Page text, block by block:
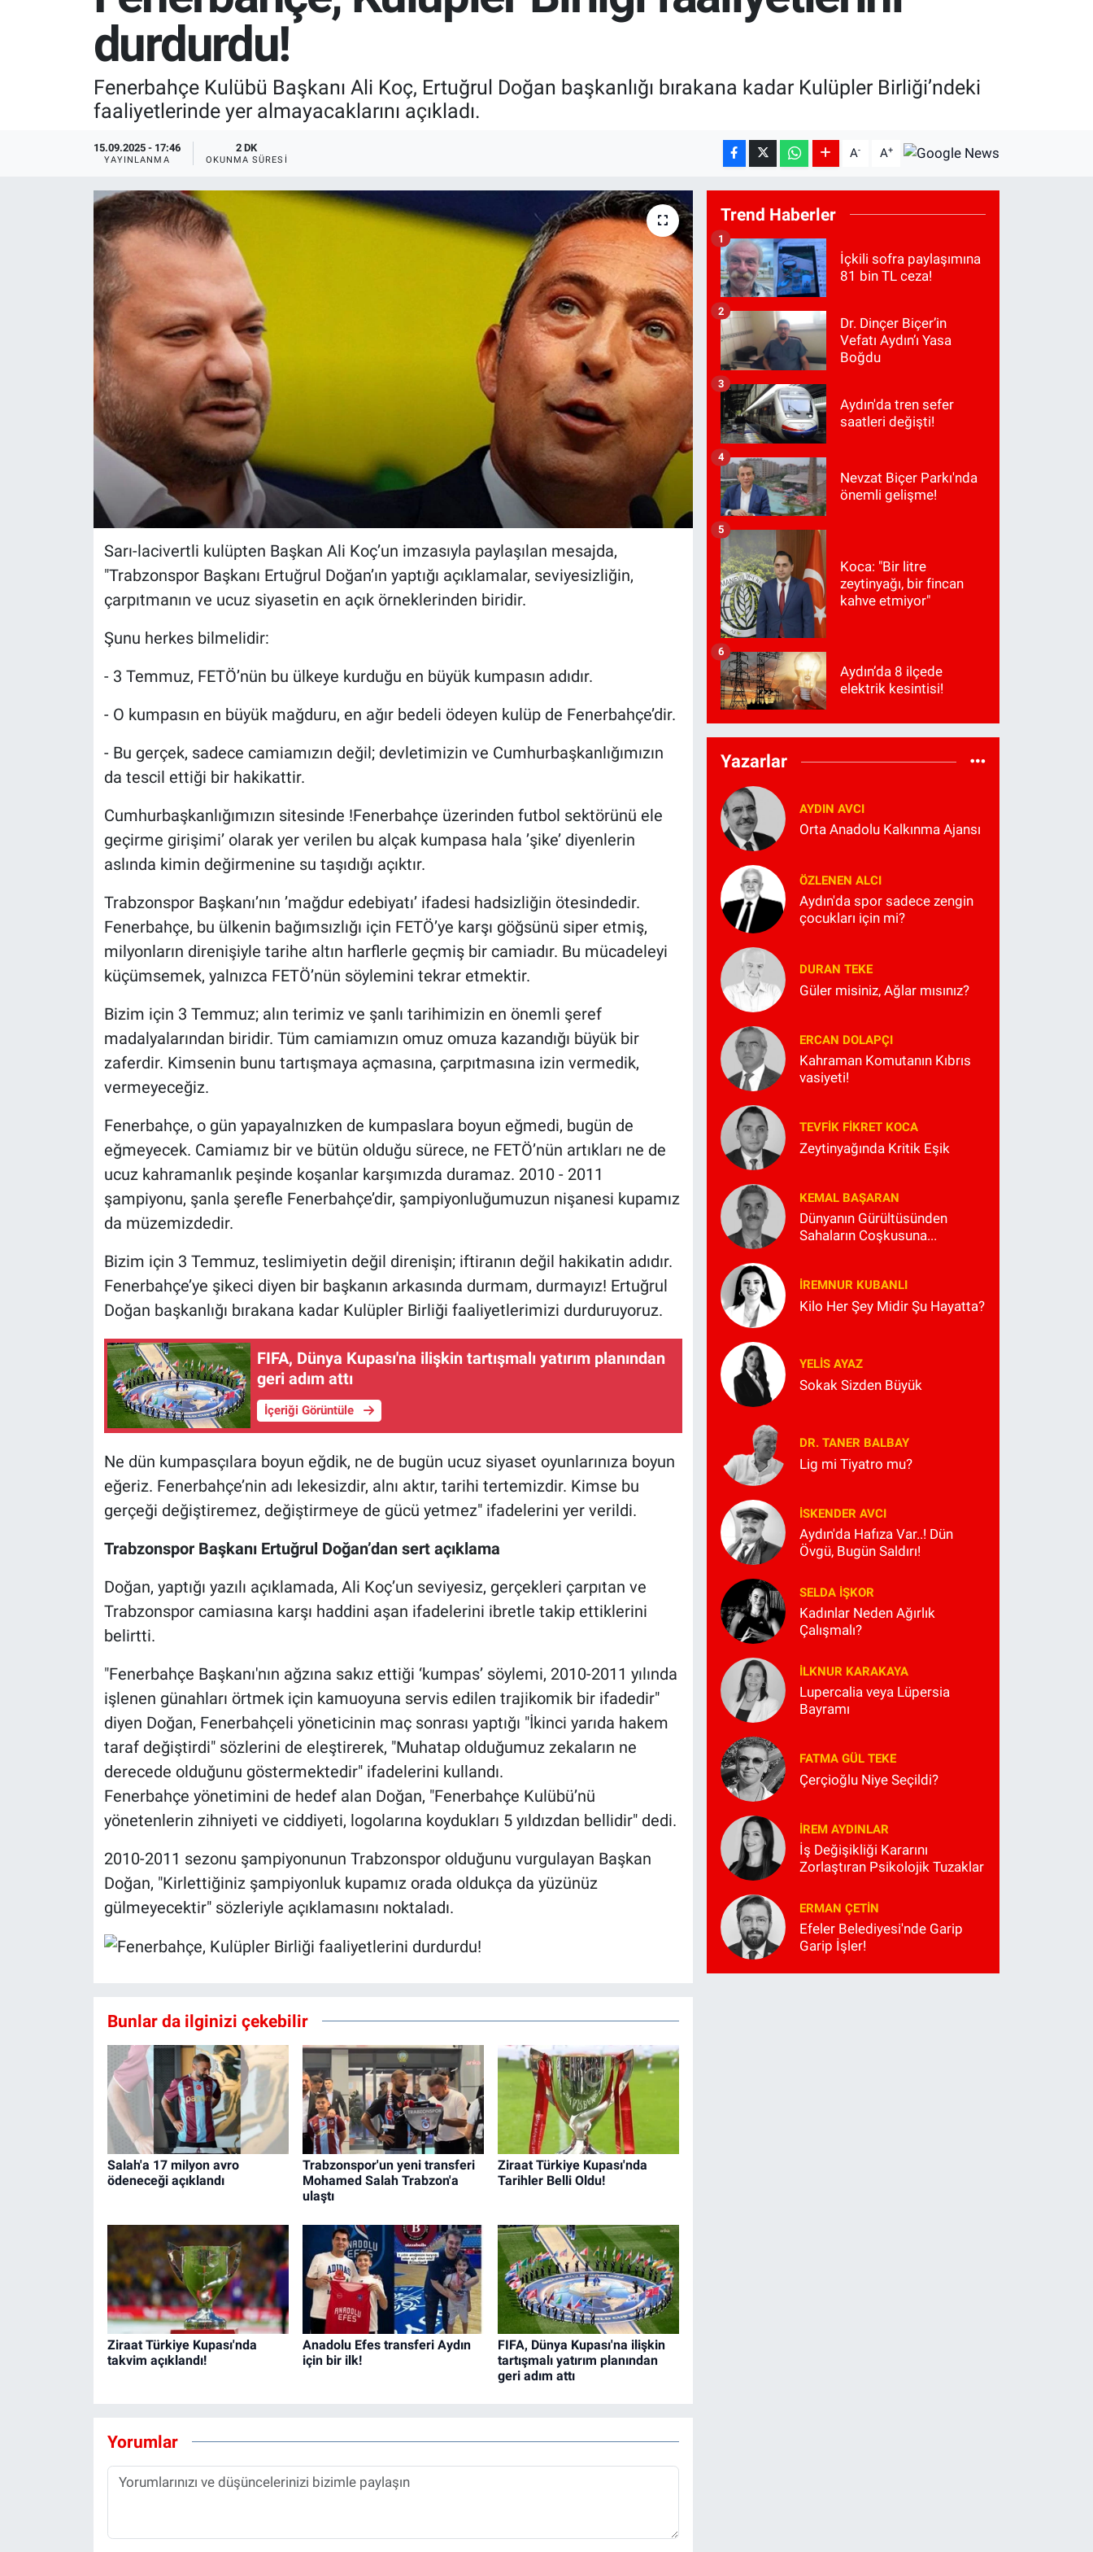
durdurdu!
Fenerbahçe Kulübü Başkanı Ali Koç, Ertuğrul Doğan başkanlığı bırakana kadar Kulüpler Birliği’ndeki
faaliyetlerinde yer almayacaklarını açıkladı.
15.09.2025 - 17:46
YAYINLANMA
2 DK
OKUNMA SÜRESI A- A+
Sarı-lacivertli kulüpten Başkan Ali Koç’un imzasıyla paylaşılan mesajda,
"Trabzonspor Başkanı Ertuğrul Doğan’ın yaptığı açıklamalar, seviyesizliğin,
çarpıtmanın ve ucuz siyasetin en açık örneklerinden biridir.
Şunu herkes bilmelidir:
- 3 Temmuz, FETÖ’nün bu ülkeye kurduğu en büyük kumpasın adıdır.
- O kumpasın en büyük mağduru, en ağır bedeli ödeyen kulüp de Fenerbahçe’dir.
- Bu gerçek, sadece camiamızın değil; devletimizin ve Cumhurbaşkanlığımızın
da tescil ettiği bir hakikattir.
Cumhurbaşkanlığımızın sitesinde !Fenerbahçe üzerinden futbol sektörünü ele
geçirme girişimi’ olarak yer verilen bu alçak kumpasa hala ’şike’ diyenlerin
aslında kimin değirmenine su taşıdığı açıktır.
Trabzonspor Başkanı’nın ’mağdur edebiyatı’ ifadesi hadsizliğin ötesindedir.
Fenerbahçe, bu ülkenin bağımsızlığı için FETÖ’ye karşı göğsünü siper etmiş,
milyonların direnişiyle tarihe altın harflerle geçmiş bir camiadır. Bu mücadeleyi
küçümsemek, yalnızca FETÖ’nün söylemini tekrar etmektir.
Bizim için 3 Temmuz; alın terimiz ve şanlı tarihimizin en önemli şeref
madalyalarından biridir. Tüm camiamızın omuz omuza kazandığı büyük bir
zaferdir. Kimsenin bunu tartışmaya açmasına, çarpıtmasına izin vermedik,
vermeyeceğiz.
Fenerbahçe, o gün yapayalnızken de kumpaslara boyun eğmedi, bugün de
eğmeyecek. Camiamız bir ve bütün olduğu sürece, ne FETÖ’nün artıkları ne de
ucuz kahramanlık peşinde koşanlar karşımızda duramaz. 2010 - 2011
şampiyonu, şanla şerefle Fenerbahçe’dir, şampiyonluğumuzun nişanesi kupamız
da müzemizdedir.
Bizim için 3 Temmuz, teslimiyetin değil direnişin; iftiranın değil hakikatin adıdır.
Fenerbahçe’ye şikeci diyen bir başkanın arkasında durmam, durmayız! Ertuğrul
Doğan başkanlığı bırakana kadar Kulüpler Birliği faaliyetlerimizi durduruyoruz.
FIFA, Dünya Kupası'na ilişkin tartışmalı yatırım planından
geri adım attı
İçeriği Görüntüle
Ne dün kumpasçılara boyun eğdik, ne de bugün ucuz siyaset oyunlarınıza boyun
eğeriz. Fenerbahçe’nin adı lekesizdir, alnı aktır, tarihi tertemizdir. Kimse bu
gerçeği değiştiremez, değiştirmeye de gücü yetmez" ifadelerini yer verildi.
Trabzonspor Başkanı Ertuğrul Doğan’dan sert açıklama
Doğan, yaptığı yazılı açıklamada, Ali Koç’un seviyesiz, gerçekleri çarpıtan ve
Trabzonspor camiasına karşı haddini aşan ifadelerini ibretle takip ettiklerini
belirtti.
"Fenerbahçe Başkanı'nın ağzına sakız ettiği ‘kumpas’ söylemi, 2010-2011 yılında
işlenen günahları örtmek için kamuoyuna servis edilen trajikomik bir ifadedir"
diyen Doğan, Fenerbahçeli yöneticinin maç sonrası yaptığı "İkinci yarıda hakem
taraf değiştirdi" sözlerini de eleştirerek, "Muhatap olduğumuz zekaların ne
derecede olduğunu göstermektedir" ifadelerini kullandı.
Fenerbahçe yönetimini de hedef alan Doğan, "Fenerbahçe Kulübü’nü
yönetenlerin zihniyeti ve ciddiyeti, logolarına koydukları 5 yıldızdan bellidir" dedi.
2010-2011 sezonu şampiyonunun Trabzonspor olduğunu vurgulayan Başkan
Doğan, "Kirlettiğiniz şampiyonluk kupamız orada oldukça da yüzünüz
gülmeyecektir" sözleriyle açıklamasını noktaladı.
Bunlar da ilginizi çekebilir
Salah'a 17 milyon avro
ödeneceği açıklandı
Trabzonspor'un yeni transferi
Mohamed Salah Trabzon'a
ulaştı
Ziraat Türkiye Kupası'nda
Tarihler Belli Oldu!
Ziraat Türkiye Kupası'nda
takvim açıklandı!
Anadolu Efes transferi Aydın
için bir ilk!
FIFA, Dünya Kupası'na ilişkin
tartışmalı yatırım planından
geri adım attı
Yorumlar
Trend Haberler
İçkili sofra paylaşımına
81 bin TL ceza!
1
Dr. Dinçer Biçer’in
Vefatı Aydın’ı Yasa
Boğdu
2
Aydın'da tren sefer
saatleri değişti!
3
Nevzat Biçer Parkı'nda
önemli gelişme!
4
Koca: "Bir litre
zeytinyağı, bir fincan
kahve etmiyor"
5
Aydın’da 8 ilçede
elektrik kesintisi!
6
Yazarlar
AYDIN AVCI
Orta Anadolu Kalkınma Ajansı
ÖZLENEN ALCI
Aydın'da spor sadece zengin
çocukları için mi?
DURAN TEKE
Güler misiniz, Ağlar mısınız?
ERCAN DOLAPÇI
Kahraman Komutanın Kıbrıs
vasiyeti!
TEVFIK FIKRET KOCA
Zeytinyağında Kritik Eşik
KEMAL BAŞARAN
Dünyanın Gürültüsünden
Sahaların Coşkusuna...
İREMNUR KUBANLI
Kilo Her Şey Midir Şu Hayatta?
YELIS AYAZ
Sokak Sizden Büyük
DR. TANER BALBAY
Lig mi Tiyatro mu?
İSKENDER AVCI
Aydın'da Hafıza Var..! Dün
Övgü, Bugün Saldırı!
SELDA İŞKOR
Kadınlar Neden Ağırlık
Çalışmalı?
İLKNUR KARAKAYA
Lupercalia veya Lüpersia
Bayramı
FATMA GÜL TEKE
Çerçioğlu Niye Seçildi?
İREM AYDINLAR
İş Değişikliği Kararını
Zorlaştıran Psikolojik Tuzaklar
ERMAN ÇETIN
Efeler Belediyesi'nde Garip
Garip İşler!